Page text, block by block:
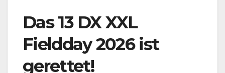
Das 13 DX XXL
Fieldday 2026 ist
gerettet!